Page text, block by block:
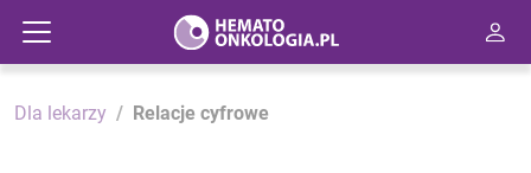
Dla lekarzy Relacje cyfrowe